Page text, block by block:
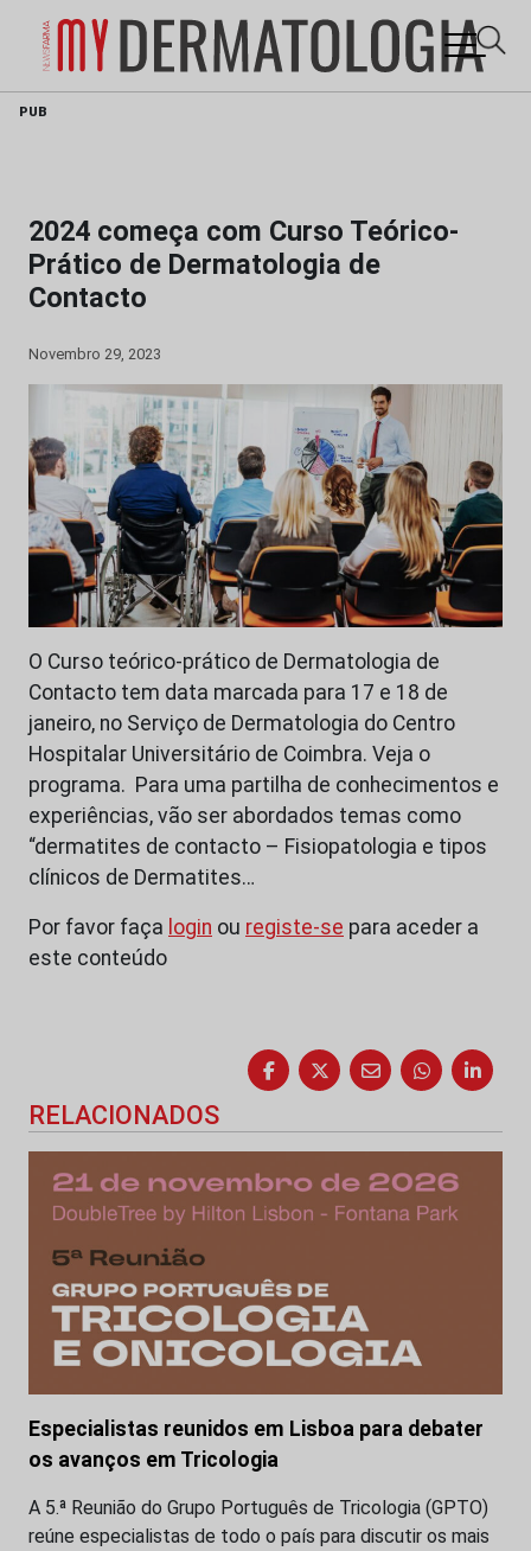
Skip
PUB
2024 começa com Curso Teórico-
Prático de Dermatologia de
Contacto
Novembro 29, 2023
O Curso teórico-prático de Dermatologia de
Contacto tem data marcada para 17 e 18 de
janeiro, no Serviço de Dermatologia do Centro
Hospitalar Universitário de Coimbra. Veja o
programa. Para uma partilha de conhecimentos e
experiências, vão ser abordados temas como
“dermatites de contacto – Fisiopatologia e tipos
clínicos de Dermatites…
Por favor faça login ou registe-se para aceder a
este conteúdo
RELACIONADOS
Especialistas reunidos em Lisboa para debater
os avanços em Tricologia
A 5.ª Reunião do Grupo Português de Tricologia (GPTO)
reúne especialistas de todo o país para discutir os mais